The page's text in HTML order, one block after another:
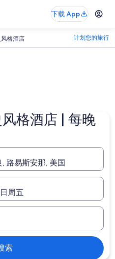
下载 App
格酒店​ 计划您的旅行
格酒店 | 每晚
路易斯安那, 美国
周五
索